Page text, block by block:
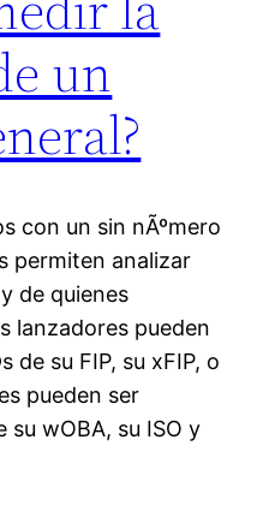
un
con un sin nÃºmero
permiten analizar
de quienes
lanzadores pueden
de su FIP, su xFIP, o
pueden ser
wOBA, su ISO y